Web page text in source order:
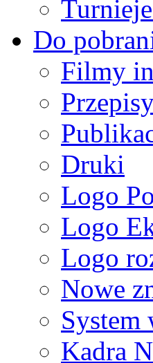
Do
Filmy
Druki
Logo
Logo
Logo
Nowe
System
Kadra